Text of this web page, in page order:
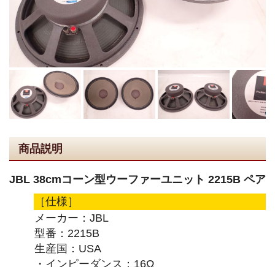
商品説明
JBL 38cmコーン型ウーファーユニット 2215B ペア
［仕様］
メーカー：JBL
型番：2215B
生産国：USA
・インピーダンス：16Ω